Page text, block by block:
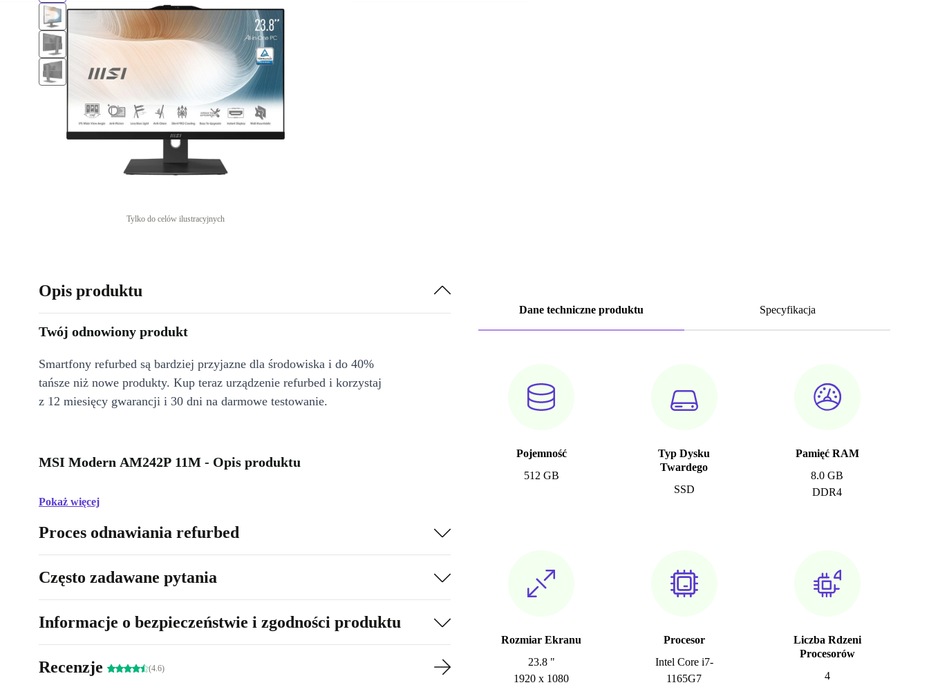
Tylko do celów ilustracyjnych
Dane techniczne produktu Specyfikacja
Pojemność
512 GB
Typ Dysku
Twardego
SSD
Pamięć RAM
8.0 GB
DDR4
Rozmiar Ekranu
23.8 "
1920 x 1080
Procesor
Intel Core i7-
1165G7
Liczba Rdzeni
Procesorów
4
Opis produktu
Twój odnowiony produkt
Smartfony refurbed są bardziej przyjazne dla środowiska i do 40%
tańsze niż nowe produkty. Kup teraz urządzenie refurbed i korzystaj
z 12 miesięcy gwarancji i 30 dni na darmowe testowanie.
MSI Modern AM242P 11M - Opis produktu
Pokaż więcej
Proces odnawiania refurbed
Często zadawane pytania
Informacje o bezpieczeństwie i zgodności produktu
Recenzje (4.6)